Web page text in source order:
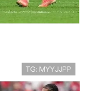
保持不败